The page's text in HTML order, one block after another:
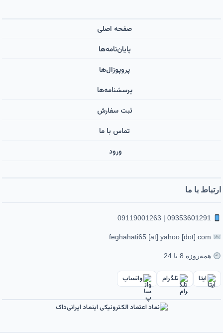
صفحه اصلی
پایان‌نامه‌ها
پروپوزال‌ها
پرسشنامه‌ها
ثبت سفارش
تماس با ما
ورود ‌
ارتباط با ما
همه‌روزه 8 تا 24
ایتا تلگرام واتساپ